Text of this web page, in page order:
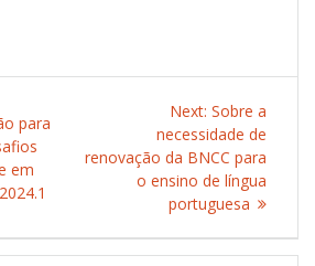
para
em
Next: Next
post:
Sobre a
necessidade de
renovação da BNCC para
o ensino de língua
portuguesa